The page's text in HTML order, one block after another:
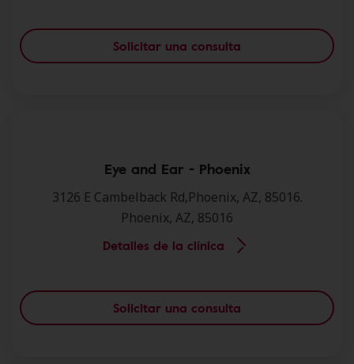
Solicitar una consulta
Eye and Ear - Phoenix
3126 E Cambelback Rd,Phoenix, AZ, 85016.
Phoenix, AZ, 85016
Detalles de la clínica
Solicitar una consulta